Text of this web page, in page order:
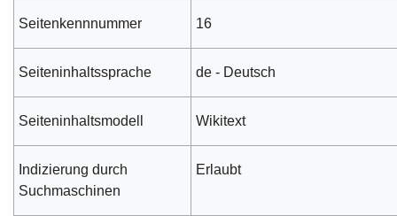
Seitenkennnummer 16
Seiteninhaltssprache de - Deutsch
Seiteninhaltsmodell Wikitext
Indizierung durch
Suchmaschinen
Erlaubt